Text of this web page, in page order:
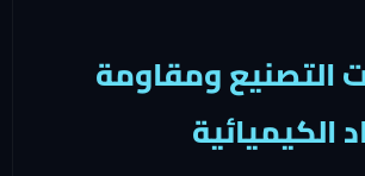
التصنيع ومقاومة
الكيميائية